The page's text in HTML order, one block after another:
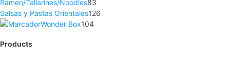
Ramen/Tallarines/Noodles83
Salsas y Pastas Orientales126
Wonder Box104
Products